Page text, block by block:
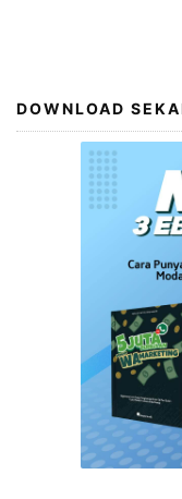
DOWNLOAD